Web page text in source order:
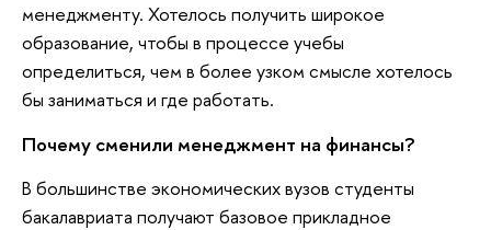
менеджменту. Хотелось получить широкое
образование, чтобы в процессе учебы
определиться, чем в более узком смысле хотелось
бы заниматься и где работать.
Почему сменили менеджмент на финансы?
В большинстве экономических вузов студенты
бакалавриата получают базовое прикладное